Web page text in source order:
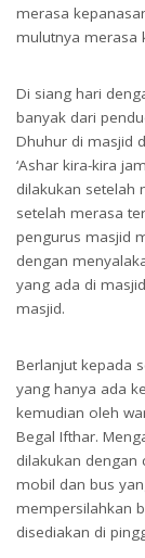
merasa
mulutnya merasa
Di siang hari
banyak dari
Dhuhur di masjid
‘Ashar kira-kira
dilakukan setelah
setelah merasa
pengurus masjid
dengan
yang ada di
masjid.
Berlanjut kepada
yang hanya ada
kemudian oleh
Begal Ifthar.
dilakukan dengan
mobil dan bus
mempersilahkan
disediakan di